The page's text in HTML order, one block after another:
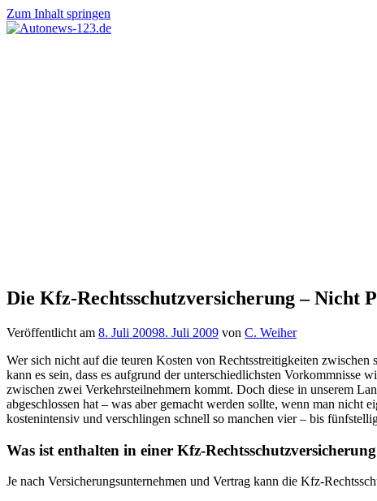
Zum Inhalt springen
Die Kfz-Rechtsschutzversicherung – Nicht
Veröffentlicht am 8. Juli 20098. Juli 2009 von C. Weiher
Wer sich nicht auf die teuren Kosten von Rechtsstreitigkeiten
kann es sein, dass es aufgrund der unterschiedlichsten Vorkommnisse
zwischen zwei Verkehrsteilnehmern kommt. Doch diese in unserem
abgeschlossen hat – was aber gemacht werden sollte, wenn man nicht
kostenintensiv und verschlingen schnell so manchen vier – bis
Was ist enthalten in einer Kfz-
Je nach Versicherungsunternehmen und Vertrag kann die Kfz-